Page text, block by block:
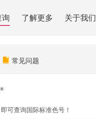
了解更多 关于我们
常见问题
®
可查询国际标准色号！